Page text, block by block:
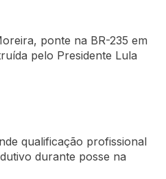
ponte na BR-235 em
pelo Presidente Lula
qualificação profissional
durante posse na